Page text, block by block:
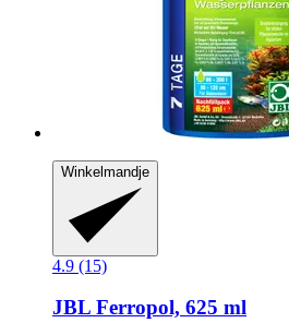
Winkelmandje
4.9 (15)
JBL Ferropol, 625 ml